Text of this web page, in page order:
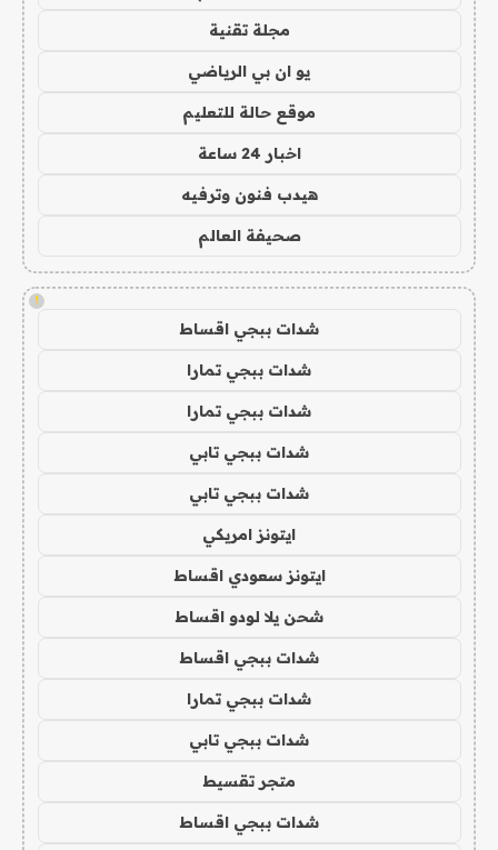
مجلة تقنية
يو ان بي الرياضي
موقع حالة للتعليم
اخبار 24 ساعة
هيدب فنون وترفيه
صحيفة العالم
!
شدات ببجي اقساط
شدات ببجي تمارا
شدات ببجي تمارا
شدات ببجي تابي
شدات ببجي تابي
ايتونز امريكي
ايتونز سعودي اقساط
شحن يلا لودو اقساط
شدات ببجي اقساط
شدات ببجي تمارا
شدات ببجي تابي
متجر تقسيط
شدات ببجي اقساط